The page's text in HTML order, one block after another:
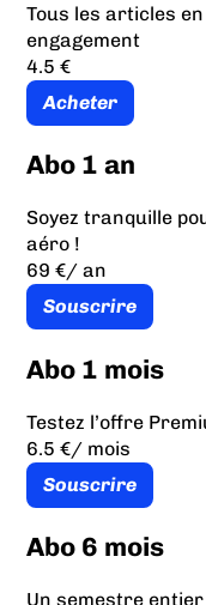
Tous les articles
engagement
4.5 €
Acheter
Abo 1 an
Soyez tranquille
aéro !
69 €/ an
Souscrire
Abo 1 mois
Testez l’offre
6.5 €/ mois
Souscrire
Abo 6 mois
Un semestre